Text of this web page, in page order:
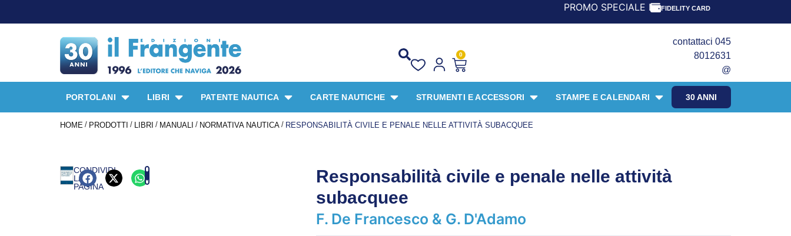
PROMO SPECIALE LIBRI PER I 30 ANNI DEL
FIDELITY CARD
0
contattaci 045
8012631
@
30 ANNI
PORTOLANI LIBRI PATENTE NAUTICA CARTE NAUTICHE STRUMENTI E ACCESSORI STAMPE E CALENDARI
HOME / PRODOTTI / LIBRI / MANUALI / NORMATIVA NAUTICA / RESPONSABILITÀ CIVILE E PENALE NELLE ATTIVITÀ SUBACQUEE
CONDIVIDI
LA
PAGINA
Responsabilità civile e penale nelle attività
subacquee
F. De Francesco & G. D'Adamo